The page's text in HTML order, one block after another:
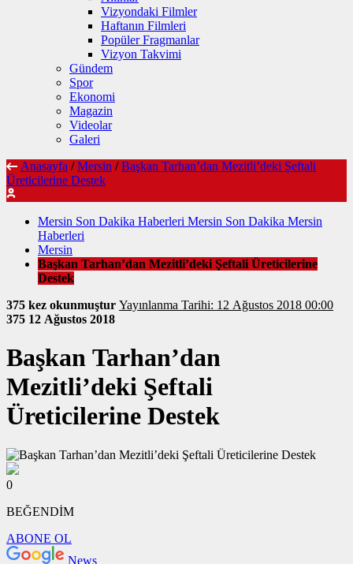
Vizyondaki Filmler
Haftanın Filmleri
Popüler Fragmanlar
Vizyon Takvimi
Gündem
Spor
Ekonomi
Magazin
Videolar
Galeri
Anasayfa / Mersin / Başkan Tarhan’dan Mezitli’deki Şeftali
Üreticilerine Destek
Mersin Son Dakika Haberleri Mersin Son Dakika Mersin
Haberleri
Mersin
Başkan Tarhan’dan Mezitli’deki Şeftali Üreticilerine
Destek
375 kez okunmuştur
Yayınlanma Tarihi: 12 Ağustos 2018 00:00
375 12 Ağustos 2018
Başkan Tarhan’dan
Mezitli’deki Şeftali
Üreticilerine Destek
0
BEĞENDİM
ABONE OL
News